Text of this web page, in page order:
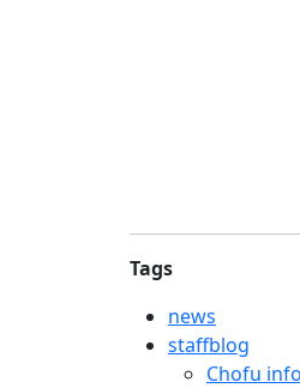
Tags
news
staffblog
Chofu